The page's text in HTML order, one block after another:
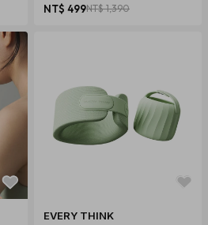
<國際預購商品最新訊息>
使預購商品無法如預計時間出貨，
單商品的權利，取消後也將主動辦
略有差異，實際以廠商出貨為主。
商品主體不包含其他配件，請以規
NT$ 499NT$ 1,390
EVERY THINK